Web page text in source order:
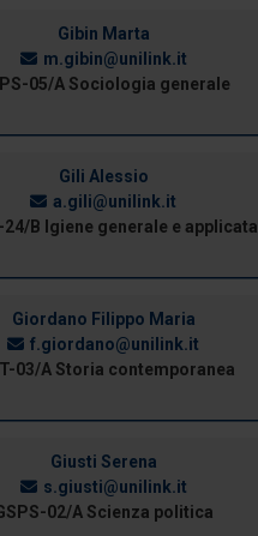
Gibin Marta
m.gibin@unilink.it
05/A Sociologia generale
Gili Alessio
a.gili@unilink.it
24/B Igiene generale e applicata
Giordano Filippo Maria
f.giordano@unilink.it
03/A Storia contemporanea
Giusti Serena
s.giusti@unilink.it
02/A Scienza politica